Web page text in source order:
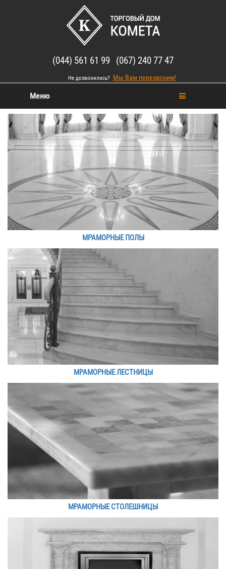
(044) 561 61 99 (067) 240 77 47
Не дозвонились? Мы Вам перезвоним!
Меню
МРАМОРНЫЕ ПОЛЫ
МРАМОРНЫЕ ЛЕСТНИЦЫ
МРАМОРНЫЕ СТОЛЕШНИЦЫ